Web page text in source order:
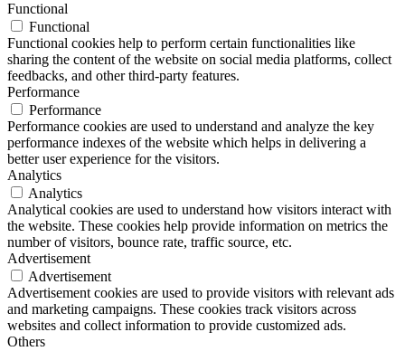
Functional
Functional
Functional cookies help to perform certain functionalities like
sharing the content of the website on social media platforms, collect
feedbacks, and other third-party features.
Performance
Performance
Performance cookies are used to understand and analyze the key
performance indexes of the website which helps in delivering a
better user experience for the visitors.
Analytics
Analytics
Analytical cookies are used to understand how visitors interact with
the website. These cookies help provide information on metrics the
number of visitors, bounce rate, traffic source, etc.
Advertisement
Advertisement
Advertisement cookies are used to provide visitors with relevant ads
and marketing campaigns. These cookies track visitors across
websites and collect information to provide customized ads.
Others